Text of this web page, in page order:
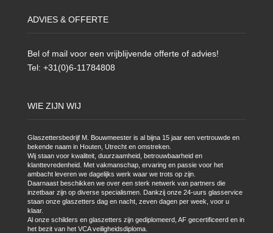
ADVIES & OFFERTE
Bel of mail voor een vrijblijvende offerte of advies!
Tel: +31(0)6-11784808
WIE ZIJN WIJ
Glaszettersbedrijf M. Bouwmeester is al bijna 15 jaar een vertrouwde en
bekende naam in Houten, Utrecht en omstreken.
Wij staan voor kwaliteit, duurzaamheid, betrouwbaarheid en
klanttevredenheid. Met vakmanschap, ervaring en passie voor het
ambacht leveren we dagelijks werk waar we trots op zijn.
Daarnaast beschikken we over een sterk netwerk van partners die
inzetbaar zijn op diverse specialismen. Dankzij onze 24-uurs glasservice
staan onze glaszetters dag en nacht, zeven dagen per week, voor u
klaar.
Al onze schilders en glaszetters zijn gediplomeerd, AF gecertificeerd en in
het bezit van het VCA veiligheidsdiploma.